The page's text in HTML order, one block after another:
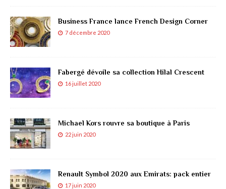
Business France lance French Design Corner
7 décembre 2020
Fabergé dévoile sa collection Hilal Crescent
16 juillet 2020
Michael Kors rouvre sa boutique à Paris
22 juin 2020
Renault Symbol 2020 aux Emirats: pack entier
17 juin 2020